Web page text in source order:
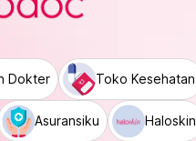
Dokter Toko Kesehatan
Asuransiku Haloskin